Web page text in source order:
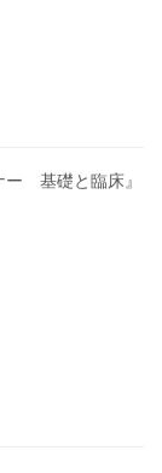
ー 基礎と臨床』